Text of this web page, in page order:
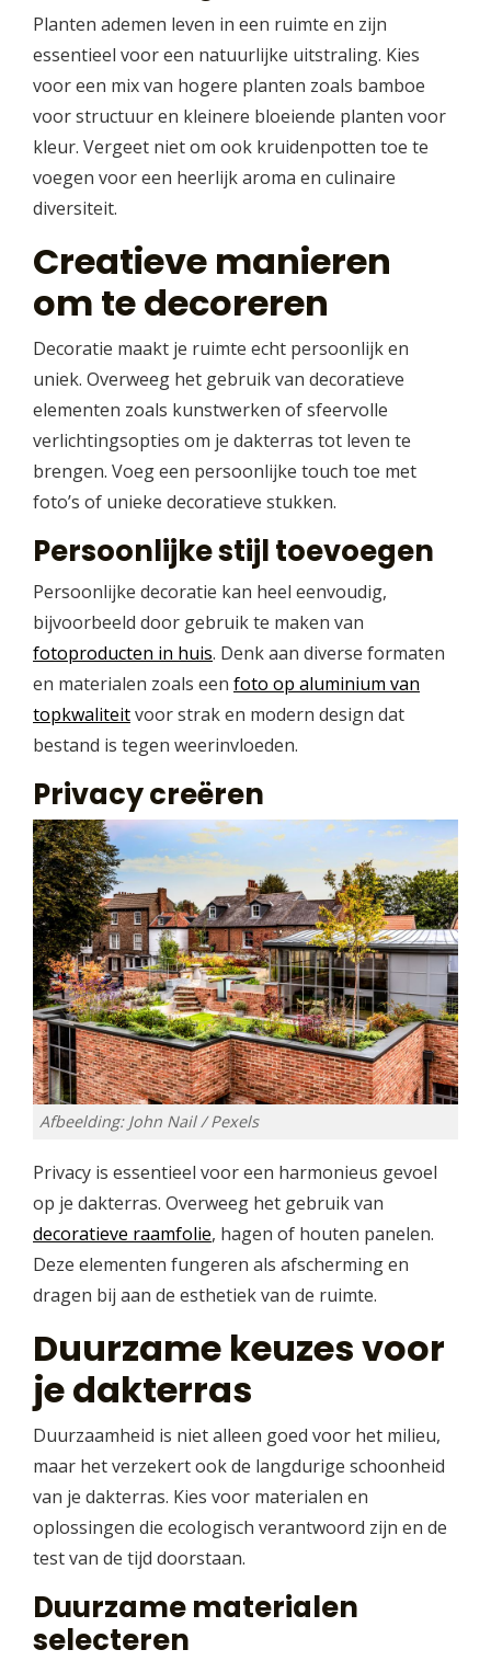
Planten ademen leven in een ruimte en zijn
essentieel voor een natuurlijke uitstraling. Kies
voor een mix van hogere planten zoals bamboe
voor structuur en kleinere bloeiende planten voor
kleur. Vergeet niet om ook kruidenpotten toe te
voegen voor een heerlijk aroma en culinaire
diversiteit.
Creatieve manieren
om te decoreren
Decoratie maakt je ruimte echt persoonlijk en
uniek. Overweeg het gebruik van decoratieve
elementen zoals kunstwerken of sfeervolle
verlichtingsopties om je dakterras tot leven te
brengen. Voeg een persoonlijke touch toe met
foto’s of unieke decoratieve stukken.
Persoonlijke stijl toevoegen
Persoonlijke decoratie kan heel eenvoudig,
bijvoorbeeld door gebruik te maken van
fotoproducten in huis. Denk aan diverse formaten
en materialen zoals een foto op aluminium van
topkwaliteitvoor strak en modern design dat
bestand is tegen weerinvloeden.
Privacy creëren
Afbeelding: John Nail / Pexels
Privacy is essentieel voor een harmonieus gevoel
op je dakterras. Overweeg het gebruik van
decoratieve raamfolie, hagen of houten panelen.
Deze elementen fungeren als afscherming en
dragen bij aan de esthetiek van de ruimte.
Duurzame keuzes voor
je dakterras
Duurzaamheid is niet alleen goed voor het milieu,
maar het verzekert ook de langdurige schoonheid
van je dakterras. Kies voor materialen en
oplossingen die ecologisch verantwoord zijn en de
test van de tijd doorstaan.
Duurzame materialen
selecteren